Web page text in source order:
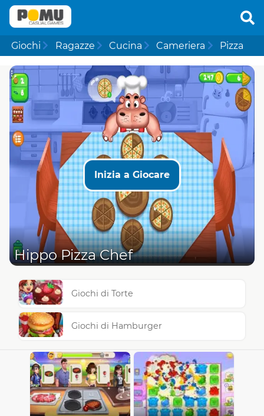
Giochi Ragazze Cucina Cameriera Pizza
Inizia a Giocare
Hippo Pizza Chef
Giochi di Torte
Giochi di Hamburger